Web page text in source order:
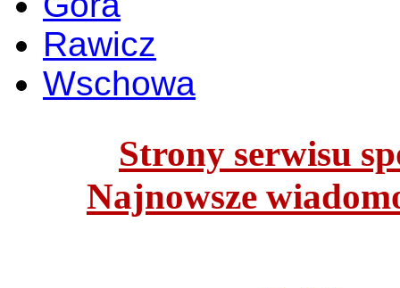
Rawicz
Wschowa
Strony serwisu
Najnowsze